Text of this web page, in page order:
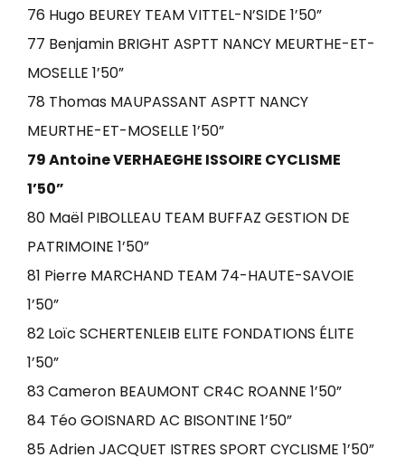
76 Hugo BEUREY TEAM VITTEL-N’SIDE 1’50”
77 Benjamin BRIGHT ASPTT NANCY MEURTHE-ET-
MOSELLE 1’50”
78 Thomas MAUPASSANT ASPTT NANCY
MEURTHE-ET-MOSELLE 1’50”
79 Antoine VERHAEGHE ISSOIRE CYCLISME
1’50”
80 Maël PIBOLLEAU TEAM BUFFAZ GESTION DE
PATRIMOINE 1’50”
81 Pierre MARCHAND TEAM 74-HAUTE-SAVOIE
1’50”
82 Loïc SCHERTENLEIB ELITE FONDATIONS ÉLITE
1’50”
83 Cameron BEAUMONT CR4C ROANNE 1’50”
84 Téo GOISNARD AC BISONTINE 1’50”
85 Adrien JACQUET ISTRES SPORT CYCLISME 1’50”